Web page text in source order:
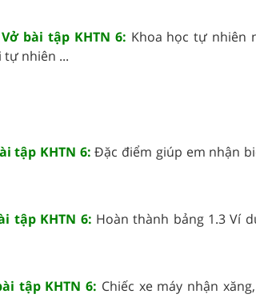
bài tập KHTN 6: Khoa học tự nhiên
nhiên ...
tập KHTN 6:Đặc điểm giúp em nhận
tập KHTN 6: Hoàn thành bảng 1.3 Ví
tập KHTN 6: Chiếc xe máy nhận